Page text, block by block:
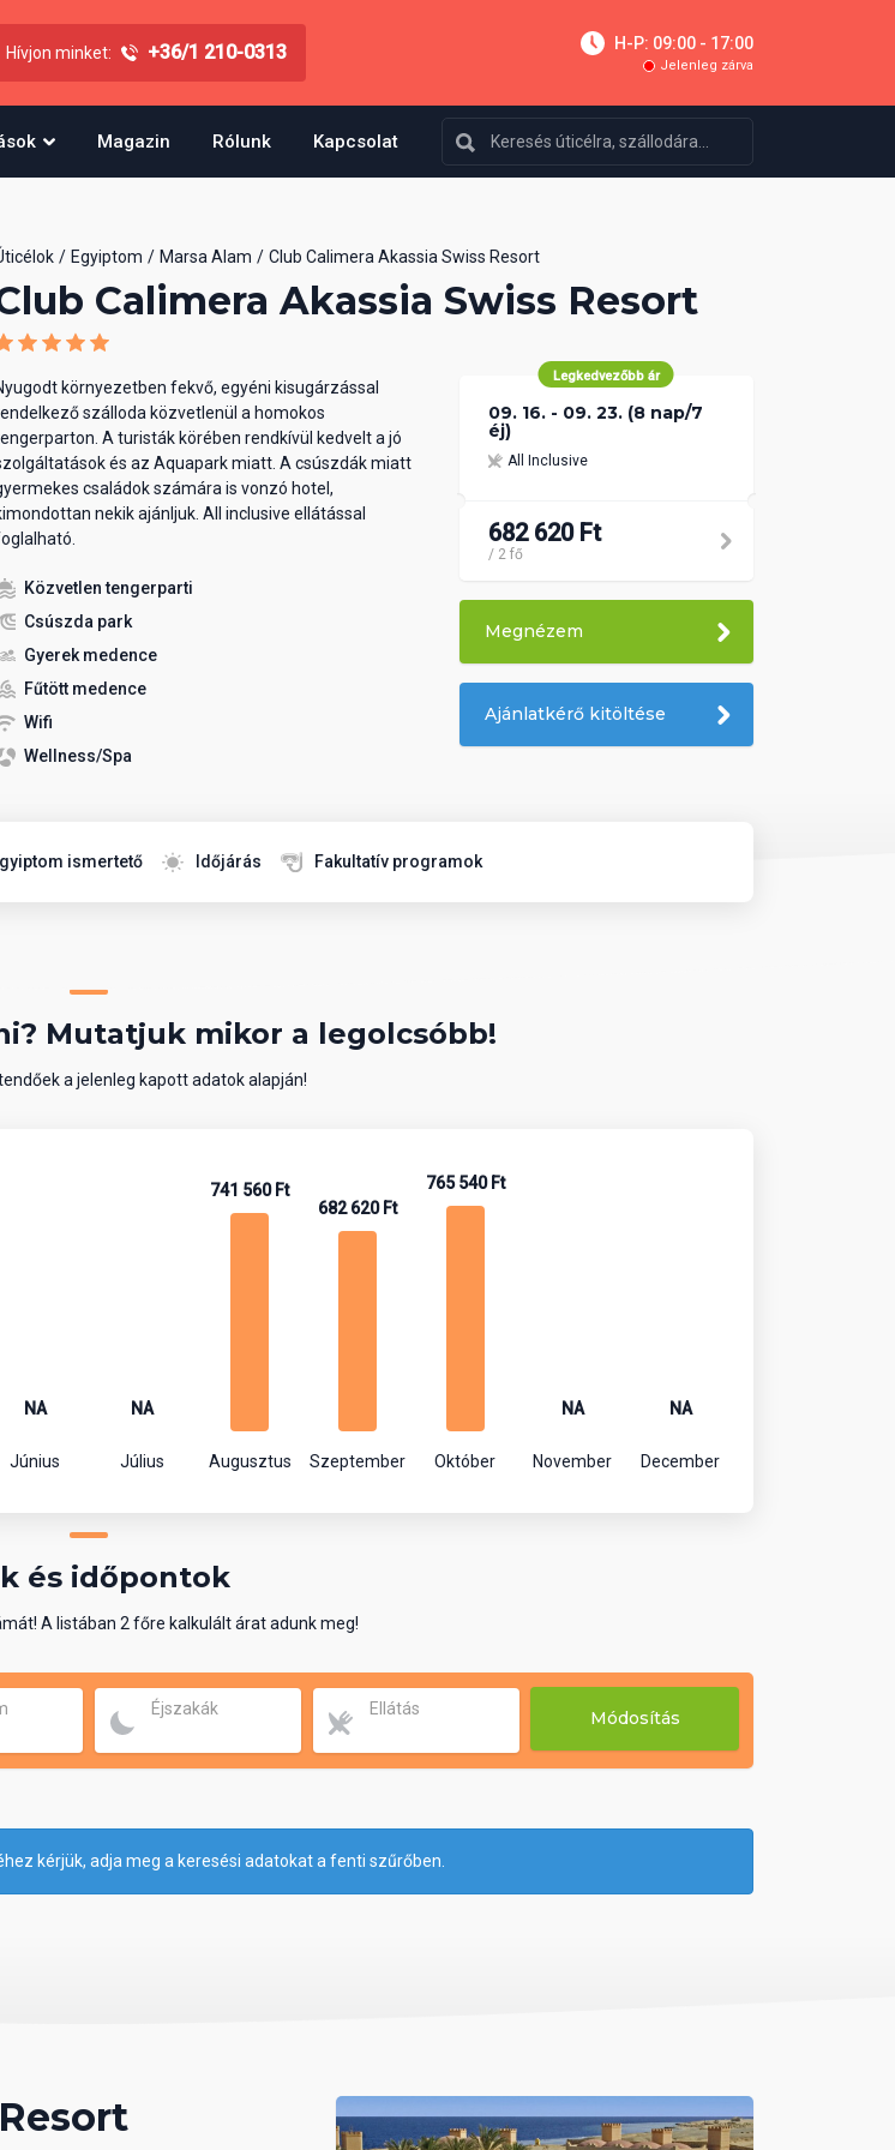
Hívjon minket: +36/1 210-0313 H-P: 09:00 - 17:00
Jelenleg zárva
Magazin Rólunk Kapcsolat
Egyiptom Marsa Alam Club Calimera Akassia Swiss Resort
Calimera Akassia Swiss Resort
környezetben fekvő, egyéni kisugárzással
szálloda közvetlenül a homokos
A turisták körében rendkívül kedvelt a jó
és az Aquapark miatt. A csúszdák miatt
családok számára is vonzó hotel,
nekik ajánljuk. All inclusive ellátással
Közvetlen tengerparti
Csúszda park
Gyerek medence
Fűtött medence
Wifi
Wellness/Spa
Legkedvezőbb ár
09. 16. - 09. 23. (8 nap/7
éj)
All Inclusive
682 620 Ft
/ 2 fő
Megnézem
Ajánlatkérő kitöltése
ismertető Időjárás Fakultatív programok
Mutatjuk mikor a legolcsóbb!
a jelenleg kapott adatok alapján!
NA
Június
NA
Július
741 560 Ft
Augusztus
682 620 Ft
Szeptember
765 540 Ft
Október
NA
November
NA
December
és időpontok
A listában 2 főre kalkulált árat adunk meg!
Éjszakák Ellátás Módosítás
kérjük, adja meg a keresési adatokat a fenti szűrőben.